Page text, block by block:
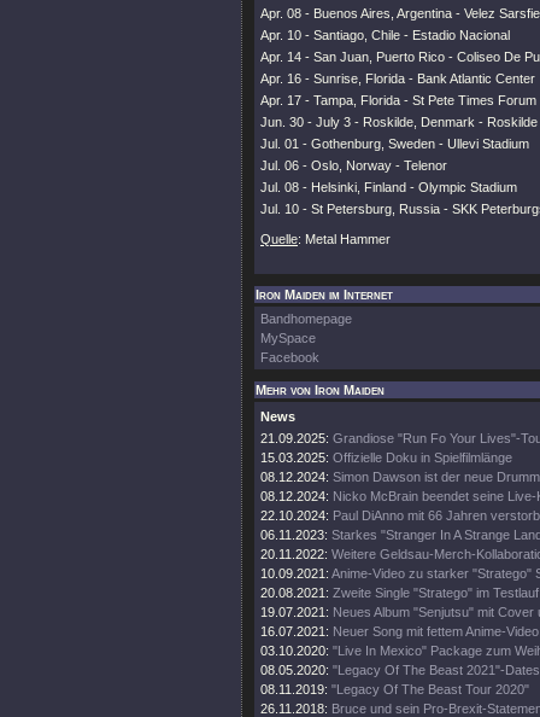
Apr. 08 - Buenos Aires, Argentina - Velez
Apr. 10 - Santiago, Chile - Estadio Nacional
Apr. 14 - San Juan, Puerto Rico - Coliseo De
Apr. 16 - Sunrise, Florida - Bank Atlantic Center
Apr. 17 - Tampa, Florida - St Pete Times Forum
Jun. 30 - July 3 - Roskilde, Denmark -
Jul. 01 - Gothenburg, Sweden - Ullevi Stadium
Jul. 06 - Oslo, Norway - Telenor
Jul. 08 - Helsinki, Finland - Olympic Stadium
Jul. 10 - St Petersburg, Russia - SKK
Quelle: Metal Hammer
Iron Maiden im Internet
Bandhomepage
MySpace
Facebook
Mehr von Iron Maiden
News
21.09.2025: Grandiose "Run Fo Your Lives"-
15.03.2025: Offizielle Doku in Spielfilmlänge
08.12.2024: Simon Dawson ist der neue
08.12.2024: Nicko McBrain beendet seine Live-
22.10.2024: Paul DiAnno mit 66 Jahren
06.11.2023: Starkes "Stranger In A Strange
20.11.2022: Weitere Geldsau-Merch-
10.09.2021: Anime-Video zu starker "Stratego"
20.08.2021: Zweite Single "Stratego" im Testlauf
19.07.2021: Neues Album "Senjutsu" mit Cover
16.07.2021: Neuer Song mit fettem Anime-Video
03.10.2020: "Live In Mexico" Package zum
08.05.2020: "Legacy Of The Beast 2021"-Dates
08.11.2019: "Legacy Of The Beast Tour 2020"
26.11.2018: Bruce und sein Pro-Brexit-